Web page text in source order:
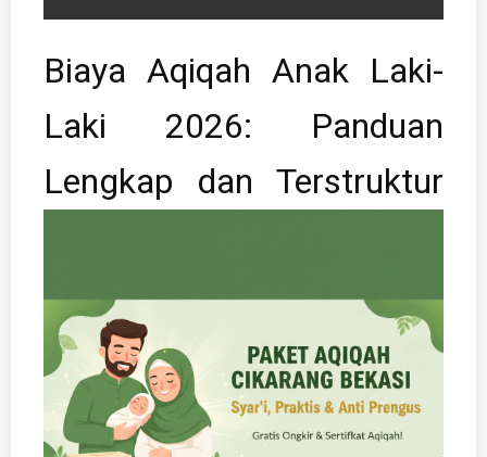
Biaya Aqiqah Anak Laki-
Laki 2026: Panduan
Lengkap dan Terstruktur